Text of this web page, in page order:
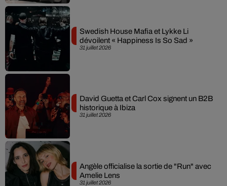
31 juillet 2026
Swedish House Mafia et Lykke Li
dévoilent « Happiness Is So Sad »
31 juillet 2026
David Guetta et Carl Cox signent un B2B
historique à Ibiza
31 juillet 2026
Angèle officialise la sortie de "Run" avec
Amelie Lens